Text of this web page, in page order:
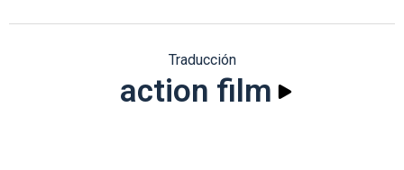
Traducción
action film